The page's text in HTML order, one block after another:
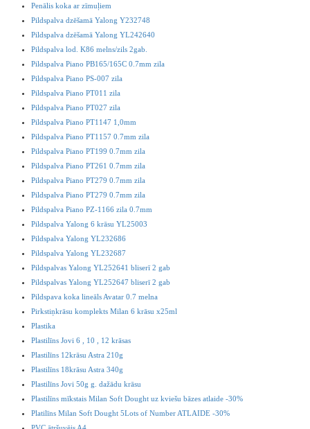
Penālis koka ar zīmuļiem
Pildspalva dzēšamā Yalong Y232748
Pildspalva dzēšamā Yalong YL242640
Pildspalva lod. K86 melns/zils 2gab.
Pildspalva Piano PB165/165C 0.7mm zila
Pildspalva Piano PS-007 zila
Pildspalva Piano PT011 zila
Pildspalva Piano PT027 zila
Pildspalva Piano PT1147 1,0mm
Pildspalva Piano PT1157 0.7mm zila
Pildspalva Piano PT199 0.7mm zila
Pildspalva Piano PT261 0.7mm zila
Pildspalva Piano PT279 0.7mm zila
Pildspalva Piano PT279 0.7mm zila
Pildspalva Piano PZ-1166 zila 0.7mm
Pildspalva Yalong 6 krāsu YL25003
Pildspalva Yalong YL232686
Pildspalva Yalong YL232687
Pildspalvas Yalong YL252641 bliserī 2 gab
Pildspalvas Yalong YL252647 bliserī 2 gab
Pildspava koka lineāls Avatar 0.7 melna
Pirkstiņkrāsu komplekts Milan 6 krāsu x25ml
Plastika
Plastilīns Jovi 6 , 10 , 12 krāsas
Plastilīns 12krāsu Astra 210g
Plastilīns 18krāsu Astra 340g
Plastilīns Jovi 50g g. dažādu krāsu
Plastilīns mīkstais Milan Soft Dought uz kviešu bāzes atlaide -30%
Platilīns Milan Soft Dought 5Lots of Number ATLAIDE -30%